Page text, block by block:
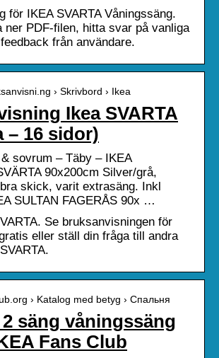
för IKEA SVARTA Våningssäng.
ner PDF-filen, hitta svar på vanliga
från användare.
› Skrivbord › Ikea
Ikea SVARTA
– 16 sidor)
sovrum – Täby – IKEA
90x200cm Silver/grå,
skick, varit extrasäng. Inkl
SULTAN FAGERÅS 90x …
Se bruksanvisningen för
eller ställ din fråga till andra
› Katalog med betyg › Спальня
2 säng våningssäng
Fans Club